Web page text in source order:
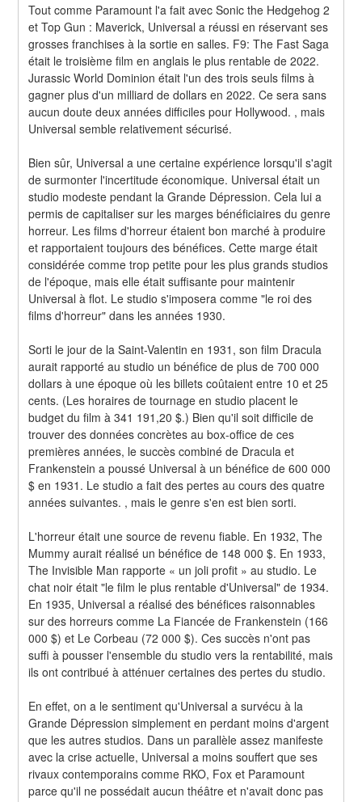
Tout comme Paramount l'a fait avec Sonic the Hedgehog 2
et Top Gun : Maverick, Universal a réussi en réservant ses
grosses franchises à la sortie en salles. F9: The Fast Saga
était le troisième film en anglais le plus rentable de 2022.
Jurassic World Dominion était l'un des trois seuls films à
gagner plus d'un milliard de dollars en 2022. Ce sera sans
aucun doute deux années difficiles pour Hollywood. , mais
Universal semble relativement sécurisé.
Bien sûr, Universal a une certaine expérience lorsqu'il s'agit
de surmonter l'incertitude économique. Universal était un
studio modeste pendant la Grande Dépression. Cela lui a
permis de capitaliser sur les marges bénéficiaires du genre
horreur. Les films d'horreur étaient bon marché à produire
et rapportaient toujours des bénéfices. Cette marge était
considérée comme trop petite pour les plus grands studios
de l'époque, mais elle était suffisante pour maintenir
Universal à flot. Le studio s'imposera comme "le roi des
films d'horreur" dans les années 1930.
Sorti le jour de la Saint-Valentin en 1931, son film Dracula
aurait rapporté au studio un bénéfice de plus de 700 000
dollars à une époque où les billets coûtaient entre 10 et 25
cents. (Les horaires de tournage en studio placent le
budget du film à 341 191,20 $.) Bien qu'il soit difficile de
trouver des données concrètes au box-office de ces
premières années, le succès combiné de Dracula et
Frankenstein a poussé Universal à un bénéfice de 600 000
$ en 1931. Le studio a fait des pertes au cours des quatre
années suivantes. , mais le genre s'en est bien sorti.
L'horreur était une source de revenu fiable. En 1932, The
Mummy aurait réalisé un bénéfice de 148 000 $. En 1933,
The Invisible Man rapporte « un joli profit » au studio. Le
chat noir était "le film le plus rentable d'Universal" de 1934.
En 1935, Universal a réalisé des bénéfices raisonnables
sur des horreurs comme La Fiancée de Frankenstein (166
000 $) et Le Corbeau (72 000 $). Ces succès n'ont pas
suffi à pousser l'ensemble du studio vers la rentabilité, mais
ils ont contribué à atténuer certaines des pertes du studio.
En effet, on a le sentiment qu'Universal a survécu à la
Grande Dépression simplement en perdant moins d'argent
que les autres studios. Dans un parallèle assez manifeste
avec la crise actuelle, Universal a moins souffert que ses
rivaux contemporains comme RKO, Fox et Paramount
parce qu'il ne possédait aucun théâtre et n'avait donc pas